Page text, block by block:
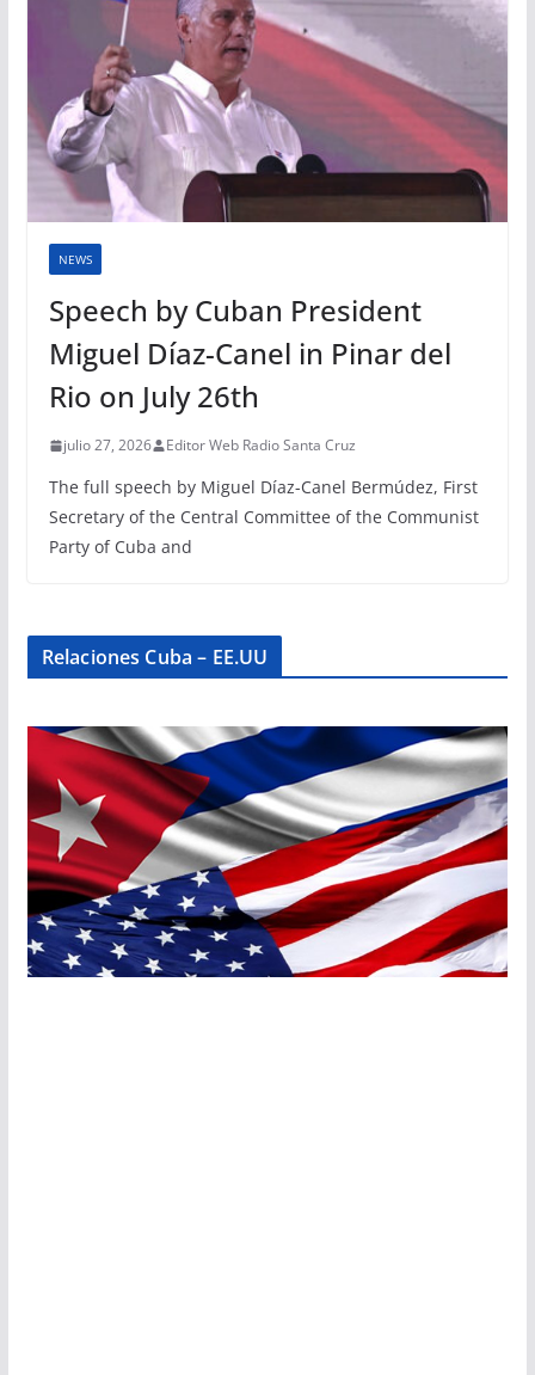
NEWS
Speech by Cuban President
Miguel Díaz-Canel in Pinar del
Rio on July 26th
julio 27, 2026 Editor Web Radio Santa Cruz
The full speech by Miguel Díaz-Canel Bermúdez, First
Secretary of the Central Committee of the Communist
Party of Cuba and
Relaciones Cuba – EE.UU